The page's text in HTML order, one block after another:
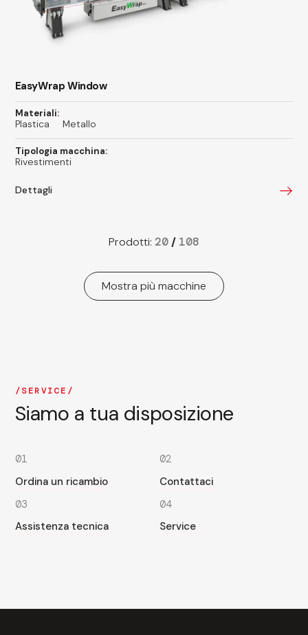
EasyWrap Window
Materiali:
Plastica Metallo
Tipologia macchina:
Rivestimenti
Dettagli
Prodotti: 20 / 108
Mostra più macchine
SERVICE
Siamo a tua disposizione
01
Ordina un ricambio
02
Contattaci
03
Assistenza tecnica
04
Service